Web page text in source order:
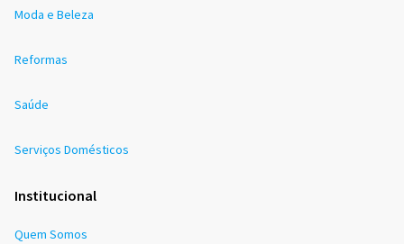
Moda e Beleza
Reformas
Saúde
Serviços Domésticos
Institucional
Quem Somos